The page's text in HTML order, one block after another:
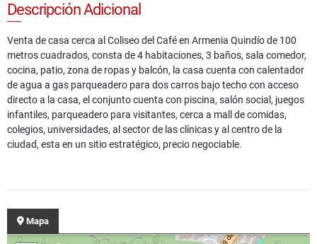
Descripción Adicional
Venta de casa cerca al Coliseo del Café en Armenia Quindío de 100
metros cuadrados, consta de 4 habitaciones, 3 baños, sala comedor,
cocina, patio, zona de ropas y balcón, la casa cuenta con calentador
de agua a gas parqueadero para dos carros bajo techo con acceso
directo a la casa, el conjunto cuenta con piscina, salón social, juegos
infantiles, parqueadero para visitantes, cerca a mall de comidas,
colegios, universidades, al sector de las clínicas y al centro de la
ciudad, esta en un sitio estratégico, precio negociable.
Mapa